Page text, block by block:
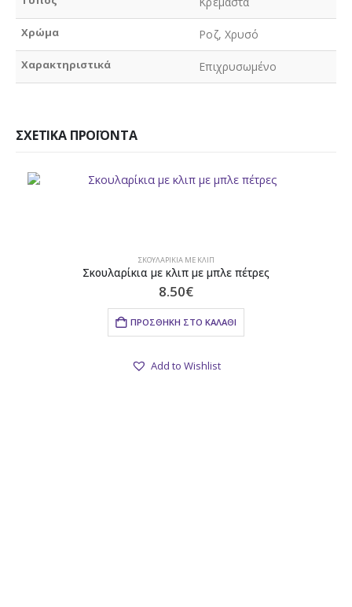
Χρώμα Ροζ, Χρυσό
Χαρακτηριστικά Επιχρυσωμένο
ΣΧΕΤΙΚΆ ΠΡΟΪΌΝΤΑ
ΣΚΟΥΛΑΡΊΚΙΑ ΜΕ ΚΛΙΠ
Σκουλαρίκια με κλιπ με μπλε πέτρες
8.50€
ΠΡΟΣΘΉΚΗ ΣΤΟ ΚΑΛΆΘΙ
Add to Wishlist